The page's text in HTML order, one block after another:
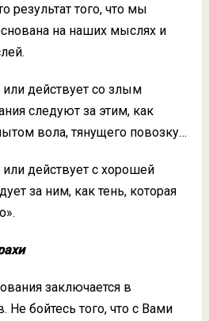
результат того, что мы
на наших мыслях и
действует со злым
следуют за этим, как
вола, тянущего повозку…
действует с хорошей
за ним, как тень, которая
заключается в
Не бойтесь того, что с Вами